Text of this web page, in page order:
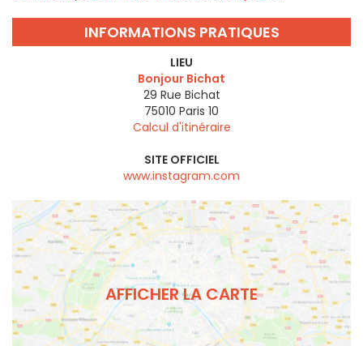
INFORMATIONS PRATIQUES
LIEU
Bonjour Bichat
29 Rue Bichat
75010 Paris 10
Calcul d'itinéraire
SITE OFFICIEL
www.instagram.com
AFFICHER LA CARTE